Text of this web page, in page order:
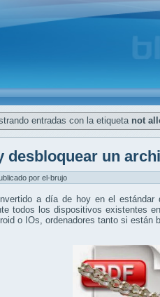
entradas con la etiqueta not
desbloquear un
por el-brujo
a día de hoy en el
todos los dispositivos existentes
o IOs, ordenadores tanto si están